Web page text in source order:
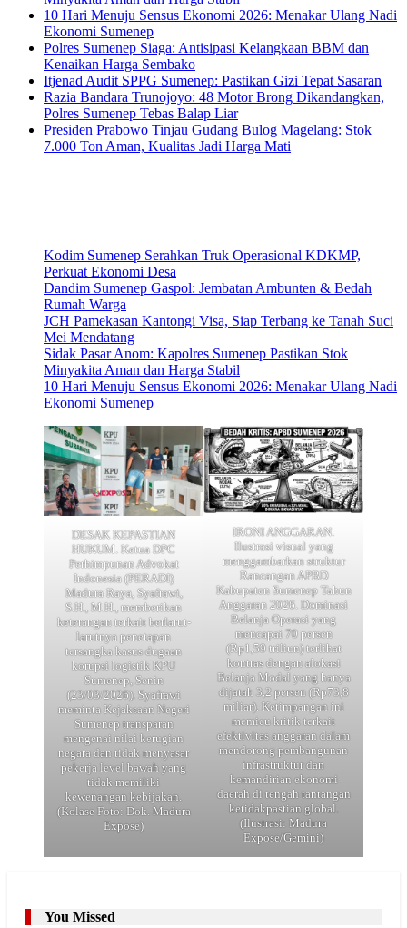
10 Hari Menuju Sensus Ekonomi 2026: Menakar Ulang Nadi
Ekonomi Sumenep
Polres Sumenep Siaga: Antisipasi Kelangkaan BBM dan
Kenaikan Harga Sembako
Itjenad Audit SPPG Sumenep: Pastikan Gizi Tepat Sasaran
Razia Bandara Trunojoyo: 48 Motor Brong Dikandangkan,
Polres Sumenep Tebas Balap Liar
Presiden Prabowo Tinjau Gudang Bulog Magelang: Stok
7.000 Ton Aman, Kualitas Jadi Harga Mati
Kodim Sumenep Serahkan Truk Operasional KDKMP,
Perkuat Ekonomi Desa
Dandim Sumenep Gaspol: Jembatan Ambunten & Bedah
Rumah Warga
JCH Pamekasan Kantongi Visa, Siap Terbang ke Tanah Suci
Mei Mendatang
Sidak Pasar Anom: Kapolres Sumenep Pastikan Stok
Minyakita Aman dan Harga Stabil
10 Hari Menuju Sensus Ekonomi 2026: Menakar Ulang Nadi
Ekonomi Sumenep
DESAK KEPASTIAN
HUKUM. Ketua DPC
Perhimpunan Advokat
Indonesia (PERADI)
Madura Raya, Syafrawi,
S.H., M.H., memberikan
keterangan terkait berlarut-
larutnya penetapan
tersangka kasus dugaan
korupsi logistik KPU
Sumenep, Senin
(23/03/2026). Syafrawi
meminta Kejaksaan Negeri
Sumenep transparan
mengenai nilai kerugian
negara dan tidak menyasar
pekerja level bawah yang
tidak memiliki
kewenangan kebijakan.
(Kolase Foto: Dok. Madura
Expose)
IRONI ANGGARAN.
Ilustrasi visual yang
menggambarkan struktur
Rancangan APBD
Kabupaten Sumenep Tahun
Anggaran 2026. Dominasi
Belanja Operasi yang
mencapai 70 persen
(Rp1,59 triliun) terlihat
kontras dengan alokasi
Belanja Modal yang hanya
dijatah 3,2 persen (Rp73,8
miliar). Ketimpangan ini
memicu kritik terkait
efektivitas anggaran dalam
mendorong pembangunan
infrastruktur dan
kemandirian ekonomi
daerah di tengah tantangan
ketidakpastian global.
(Ilustrasi: Madura
Expose/Gemini)
You Missed